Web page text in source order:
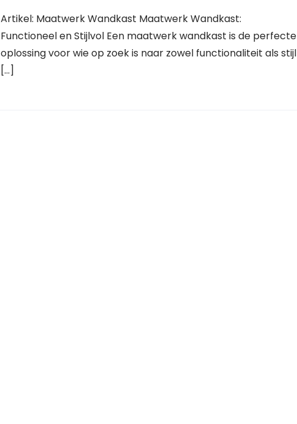
Artikel: Maatwerk Wandkast Maatwerk Wandkast:
Functioneel en Stijlvol Een maatwerk wandkast is de perfecte
oplossing voor wie op zoek is naar zowel functionaliteit als stijl
[…]